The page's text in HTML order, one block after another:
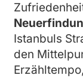
Istanbuls
den